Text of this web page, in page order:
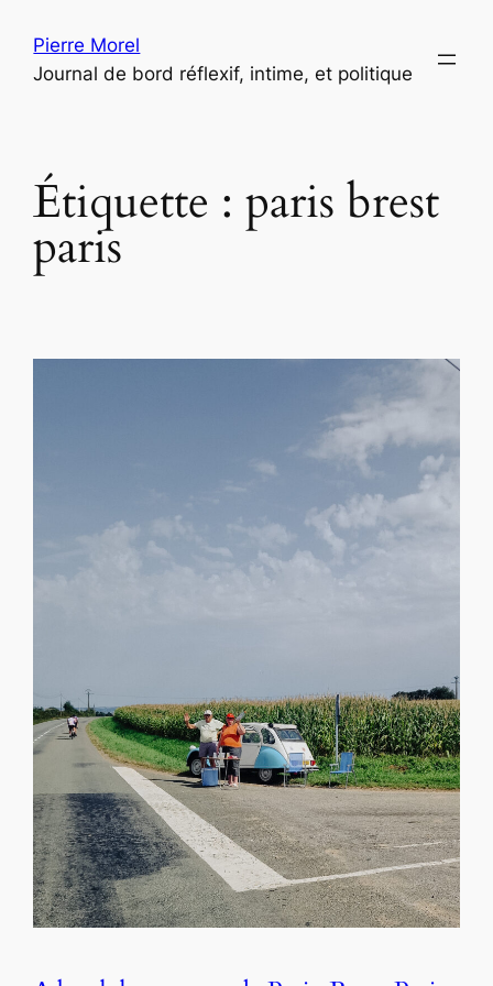
contenu
Pierre Morel
Journal de bord réflexif, intime, et politique
Étiquette :paris brest
paris